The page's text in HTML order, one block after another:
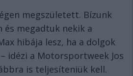
megszületett. Bízunk
és megadtuk nekik a
hibája lesz, ha a dolgok
idézi a Motorsportweek Jos
is teljesíteniük kell.